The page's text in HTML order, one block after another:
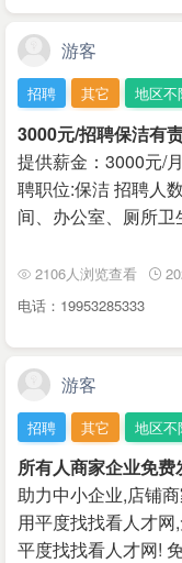
游客
招聘 其它 地区不
3000元/招聘保洁有
提供薪金：3000元/
聘职位:保洁 招聘人
间、办公室、厕所
2106人浏览查看
电话：19953285333
游客
招聘 其它 地区不
所有人商家企业免
助力中小企业,店铺
用平度找找看人才
平度找找看人才网!